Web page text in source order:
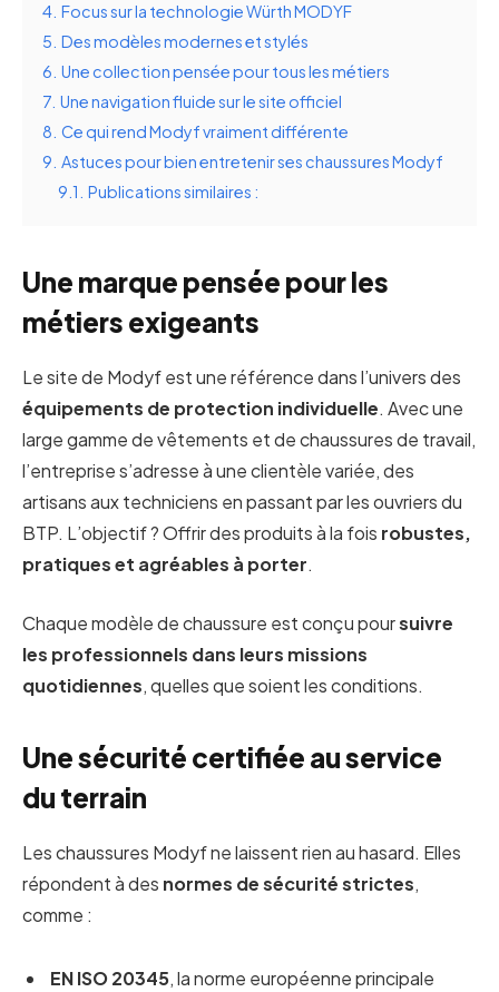
4. Focus sur la technologie Würth MODYF
5. Des modèles modernes et stylés
6. Une collection pensée pour tous les métiers
7. Une navigation fluide sur le site officiel
8. Ce qui rend Modyf vraiment différente
9. Astuces pour bien entretenir ses chaussures Modyf
9.1. Publications similaires :
Une marque pensée pour les
métiers exigeants
Le site de Modyf est une référence dans l’univers des
équipements de protection individuelle. Avec une
large gamme de vêtements et de chaussures de travail,
l’entreprise s’adresse à une clientèle variée, des
artisans aux techniciens en passant par les ouvriers du
BTP. L’objectif ? Offrir des produits à la fois robustes,
pratiques et agréables à porter.
Chaque modèle de chaussure est conçu poursuivre
les professionnels dans leurs missions
quotidiennes, quelles que soient les conditions.
Une sécurité certifiée au service
du terrain
Les chaussures Modyf ne laissent rien au hasard. Elles
répondent à des normes de sécurité strictes,
comme :
EN ISO 20345, la norme européenne principale